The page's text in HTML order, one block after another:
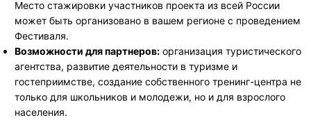
Место стажировки участников проекта из всей России
может быть организовано в вашем регионе с проведением
Фестиваля.
Возможности для партнеров:организация туристического
агентства, развитие деятельности в туризме и
гостеприимстве, создание собственного тренинг-центра не
только для школьников и молодежи, но и для взрослого
населения.